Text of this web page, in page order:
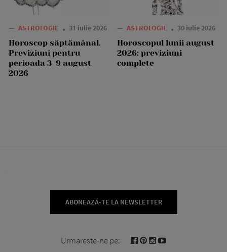
— ASTROLOGIE 31 iulie 2026
Horoscop săptămânal.
Previziuni pentru
perioada 3-9 august
2026
— ASTROLOGIE 30 iulie 2026
Horoscopul lunii august
2026: previziuni
complete
ABONEAZĂ-TE LA NEWSLETTER
Urmareste-ne pe: